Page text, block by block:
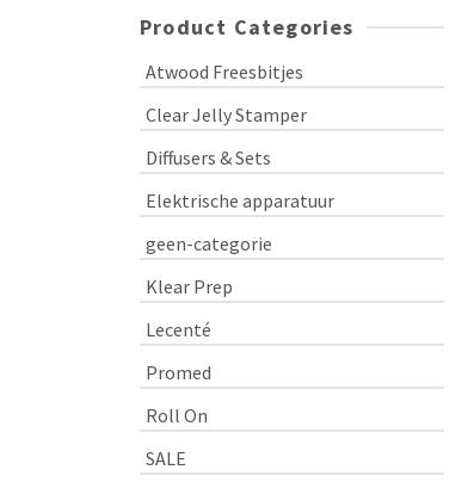
Product Categories
Atwood Freesbitjes
Clear Jelly Stamper
Diffusers & Sets
Elektrische apparatuur
geen-categorie
Klear Prep
Lecenté
Promed
Roll On
SALE